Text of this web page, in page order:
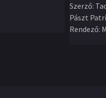
Szerző:
Pászt
Rendező: